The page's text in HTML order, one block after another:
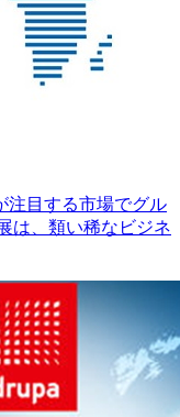
注目する市場でグル
は、類い稀なビジネ